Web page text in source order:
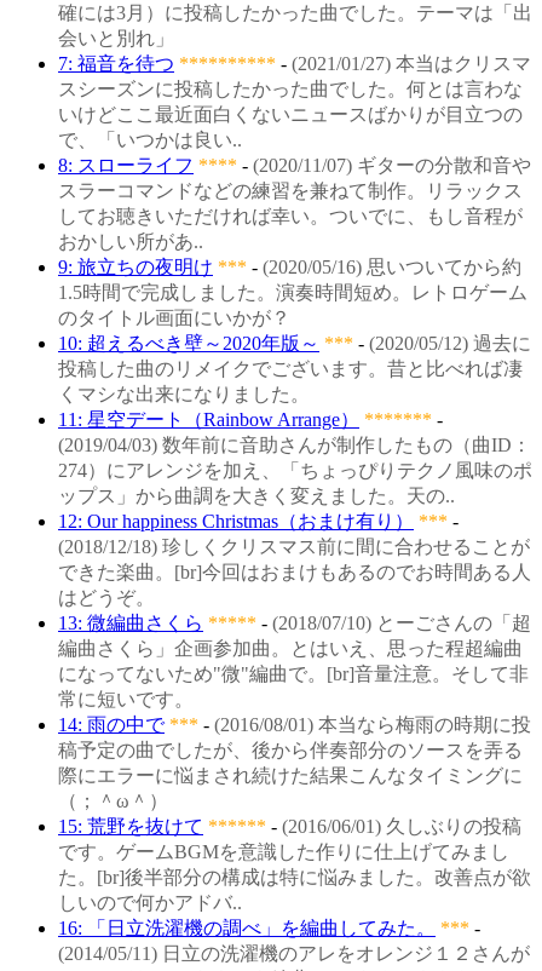
確には3月）に投稿したかった曲でした。テーマは「出
会いと別れ」
7: 福音を待つ ********** - (2021/01/27) 本当はクリスマ
スシーズンに投稿したかった曲でした。何とは言わな
いけどここ最近面白くないニュースばかりが目立つの
で、「いつかは良い..
8: スローライフ **** - (2020/11/07) ギターの分散和音や
スラーコマンドなどの練習を兼ねて制作。リラックス
してお聴きいただければ幸い。ついでに、もし音程が
おかしい所があ..
9: 旅立ちの夜明け *** - (2020/05/16) 思いついてから約
1.5時間で完成しました。演奏時間短め。レトロゲーム
のタイトル画面にいかが？
10: 超えるべき壁～2020年版～ *** - (2020/05/12) 過去に
投稿した曲のリメイクでございます。昔と比べれば凄
くマシな出来になりました。
11: 星空デート（Rainbow Arrange）
******* -
(2019/04/03) 数年前に音助さんが制作したもの（曲ID：
274）にアレンジを加え、「ちょっぴりテクノ風味のポ
ップス」から曲調を大きく変えました。天の..
12: Our happiness Christmas（おまけ有り）
*** -
(2018/12/18) 珍しくクリスマス前に間に合わせることが
できた楽曲。[br]今回はおまけもあるのでお時間ある人
はどうぞ。
13: 微編曲さくら ***** - (2018/07/10) とーごさんの「超
編曲さくら」企画参加曲。とはいえ、思った程超編曲
になってないため"微"編曲で。[br]音量注意。そして非
常に短いです。
14: 雨の中で *** - (2016/08/01) 本当なら梅雨の時期に投
稿予定の曲でしたが、後から伴奏部分のソースを弄る
際にエラーに悩まされ続けた結果こんなタイミングに
（；＾ω＾）
15: 荒野を抜けて ****** - (2016/06/01) 久しぶりの投稿
です。ゲームBGMを意識した作りに仕上げてみまし
た。[br]後半部分の構成は特に悩みました。改善点が欲
しいので何かアドバ..
16: 「日立洗濯機の調べ」を編曲してみた。
*** -
(2014/05/11) 日立の洗濯機のアレをオレンジ１２さんが